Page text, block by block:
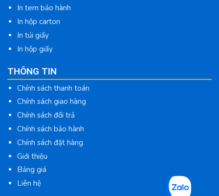
In tem bảo hành
In hộp carton
In túi giấy
In hộp giấy
THÔNG TIN
Chính sách thanh toán
Chính sách giao hàng
Chính sách đổi trả
Chính sách bảo hành
Chính sách đặt hàng
Giới thiệu
Bảng giá
Liên hệ